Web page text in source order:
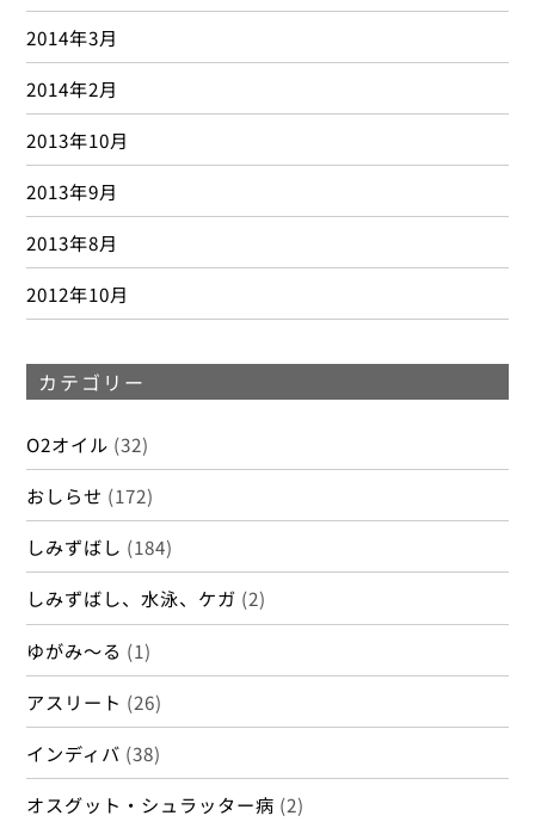
2014年3月
2014年2月
2013年10月
2013年9月
2013年8月
2012年10月
カテゴリー
O2オイル (32)
おしらせ (172)
しみずばし (184)
しみずばし、水泳、ケガ (2)
ゆがみ～る (1)
アスリート (26)
インディバ (38)
オスグット・シュラッター病 (2)